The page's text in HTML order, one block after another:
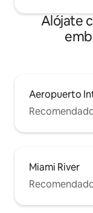
Alójate
Aeropuerto
Miami River